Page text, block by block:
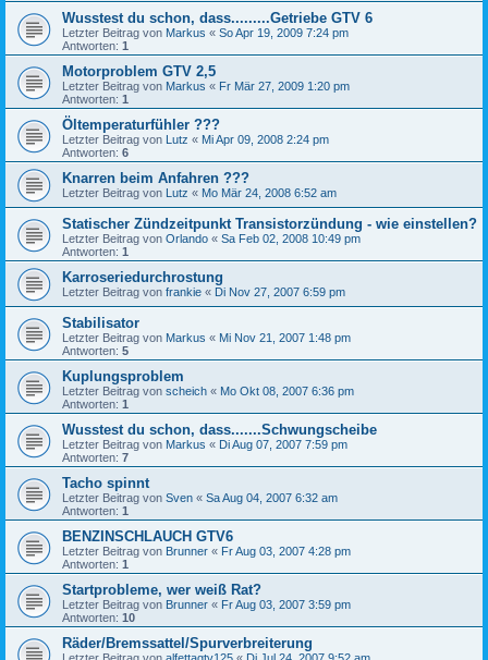
Wusstest du schon, dass.........Getriebe GTV 6
Letzter Beitrag von Markus « So Apr 19, 2009 7:24 pm
Antworten: 1
Motorproblem GTV 2,5
Letzter Beitrag von Markus « Fr Mär 27, 2009 1:20 pm
Antworten: 1
Öltemperaturfühler ???
Letzter Beitrag von Lutz « Mi Apr 09, 2008 2:24 pm
Antworten: 6
Knarren beim Anfahren ???
Letzter Beitrag von Lutz « Mo Mär 24, 2008 6:52 am
Statischer Zündzeitpunkt Transistorzündung - wie einstellen?
Letzter Beitrag von Orlando « Sa Feb 02, 2008 10:49 pm
Antworten: 1
Karroseriedurchrostung
Letzter Beitrag von frankie « Di Nov 27, 2007 6:59 pm
Stabilisator
Letzter Beitrag von Markus « Mi Nov 21, 2007 1:48 pm
Antworten: 5
Kuplungsproblem
Letzter Beitrag von scheich « Mo Okt 08, 2007 6:36 pm
Antworten: 1
Wusstest du schon, dass.......Schwungscheibe
Letzter Beitrag von Markus « Di Aug 07, 2007 7:59 pm
Antworten: 7
Tacho spinnt
Letzter Beitrag von Sven « Sa Aug 04, 2007 6:32 am
Antworten: 1
BENZINSCHLAUCH GTV6
Letzter Beitrag von Brunner « Fr Aug 03, 2007 4:28 pm
Antworten: 1
Startprobleme, wer weiß Rat?
Letzter Beitrag von Brunner « Fr Aug 03, 2007 3:59 pm
Antworten: 10
Räder/Bremssattel/Spurverbreiterung